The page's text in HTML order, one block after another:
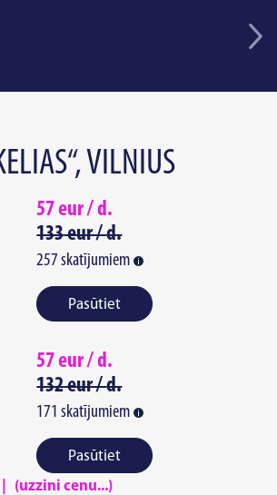
VILNIUS
57eur /d.
133eur /d.
257 skatījumiem
Pasūtiet
57eur /d.
132eur /d.
171 skatījumiem
Pasūtiet
(uzzini cenu...)